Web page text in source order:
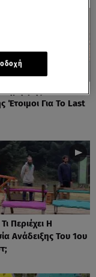
Και
Έτοιμοι Για Το Last
Περιέχει Η
Ανάδειξης Του 1ου